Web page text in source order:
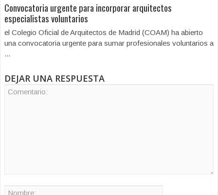
Convocatoria urgente para incorporar arquitectos
especialistas voluntarios
el Colegio Oficial de Arquitectos de Madrid (COAM) ha abierto
una convocatoria urgente para sumar profesionales voluntarios a
...
DEJAR UNA RESPUESTA